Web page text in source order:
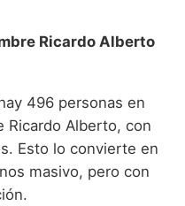
Ricardo Alberto
496 personas en
Ricardo Alberto, con
Esto lo convierte en
masivo, pero con